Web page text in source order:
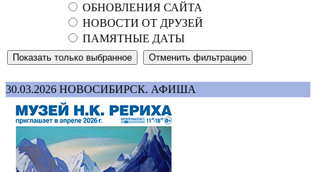
ОБНОВЛЕНИЯ САЙТА
НОВОСТИ ОТ ДРУЗЕЙ
ПАМЯТНЫЕ ДАТЫ
30.03.2026 НОВОСИБИРСК. АФИША